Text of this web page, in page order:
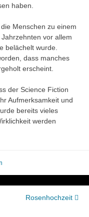
haben.
Menschen zu einem
vor allem
belächelt wurde.
dass manches
erscheint.
der Science Fiction
Aufmerksamkeit und
bereits vieles
werden
Rosenhochzeit